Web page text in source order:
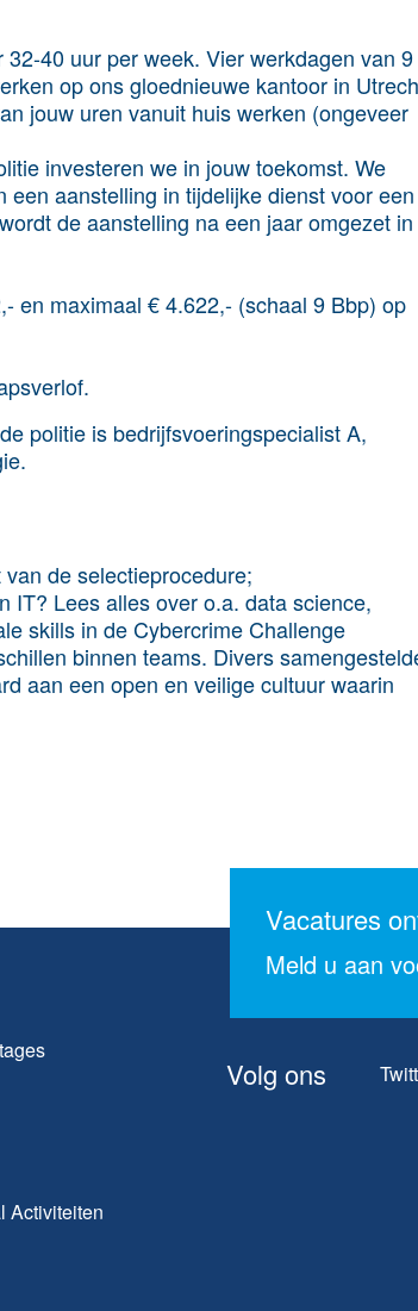
40 uur per week. Vier werkdagen van 9
op ons gloednieuwe kantoor in
jouw uren vanuit huis werken (ongeveer
investeren we in jouw toekomst. We
aanstelling in tijdelijke dienst voor een
de aanstelling na een jaar omgezet in
en maximaal € 4.622,- (schaal 9 Bbp) op
politie is bedrijfsvoeringspecialist A,
de selectieprocedure;
IT? Lees alles over o.a. data science,
skills in de Cybercrime Challenge
binnen teams. Divers
aan een open en veilige cultuur waarin
Vacatures
Meld u aan
Activiteiten
Volg ons